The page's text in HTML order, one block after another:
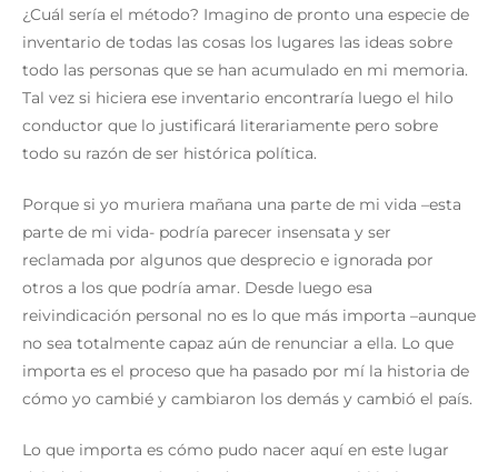
¿Cuál sería el método? Imagino de pronto una especie de
inventario de todas las cosas los lugares las ideas sobre
todo las personas que se han acumulado en mi memoria.
Tal vez si hiciera ese inventario encontraría luego el hilo
conductor que lo justificará literariamente pero sobre
todo su razón de ser histórica política.
Porque si yo muriera mañana una parte de mi vida –esta
parte de mi vida- podría parecer insensata y ser
reclamada por algunos que desprecio e ignorada por
otros a los que podría amar. Desde luego esa
reivindicación personal no es lo que más importa –aunque
no sea totalmente capaz aún de renunciar a ella. Lo que
importa es el proceso que ha pasado por mí la historia de
cómo yo cambié y cambiaron los demás y cambió el país.
Lo que importa es cómo pudo nacer aquí en este lugar